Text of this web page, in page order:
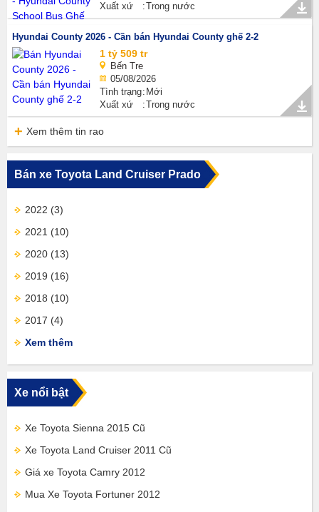
Xuất xứ
Trong nước
Hyundai County 2026 - Cần bán Hyundai County ghế 2-2
1 tỷ 509 tr
Bến Tre
05/08/2026
Tình trạng Mới
Xuất xứ
Trong nước
Xem thêm tin rao
Bán xe Toyota Land Cruiser Prado
2022 (3)
2021 (10)
2020 (13)
2019 (16)
2018 (10)
2017 (4)
Xem thêm
Xe nổi bật
Xe Toyota Sienna 2015 Cũ
Xe Toyota Land Cruiser 2011 Cũ
Giá xe Toyota Camry 2012
Mua Xe Toyota Fortuner 2012